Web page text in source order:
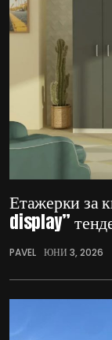
Етажерки за
display”
PAVEL ЮНИ 3, 2026